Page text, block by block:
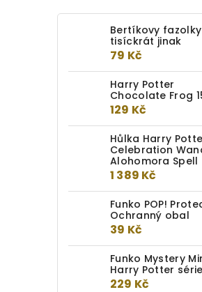
Bertíkovy fazolky
tisíckrát jinak
79 Kč
Harry Potter
Chocolate Frog
129 Kč
Hůlka Harry
Celebration
Alohomora Spell
1 389 Kč
Funko POP!
Ochranný obal
39 Kč
Funko Mystery
Harry Potter
229 Kč